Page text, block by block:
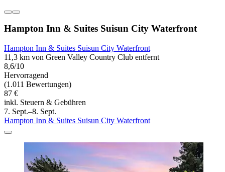
Hampton Inn & Suites Suisun City Waterfront
Hampton Inn & Suites Suisun City Waterfront
11,3 km von Green Valley Country Club entfernt
8,6/10
Hervorragend
(1.011 Bewertungen)
87 €
inkl. Steuern & Gebühren
7. Sept.–8. Sept.
Hampton Inn & Suites Suisun City Waterfront